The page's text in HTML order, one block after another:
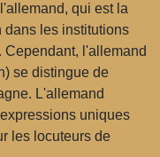
qui est la
dans les institutions
l'allemand
se distingue de
L'allemand
uniques
les locuteurs de